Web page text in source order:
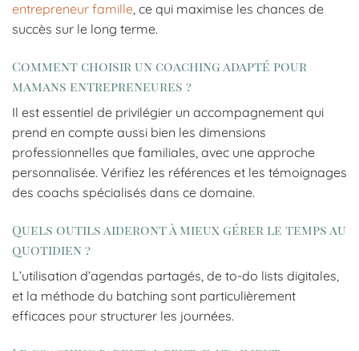
entrepreneur famille, ce qui maximise les chances de
succès sur le long terme.
Comment choisir un coaching adapté pour
mamans entrepreneures ?
Il est essentiel de privilégier un accompagnement qui
prend en compte aussi bien les dimensions
professionnelles que familiales, avec une approche
personnalisée. Vérifiez les références et les témoignages
des coachs spécialisés dans ce domaine.
Quels outils aideront à mieux gérer le temps au
quotidien ?
L’utilisation d’agendas partagés, de to-do lists digitales,
et la méthode du batching sont particulièrement
efficaces pour structurer les journées.